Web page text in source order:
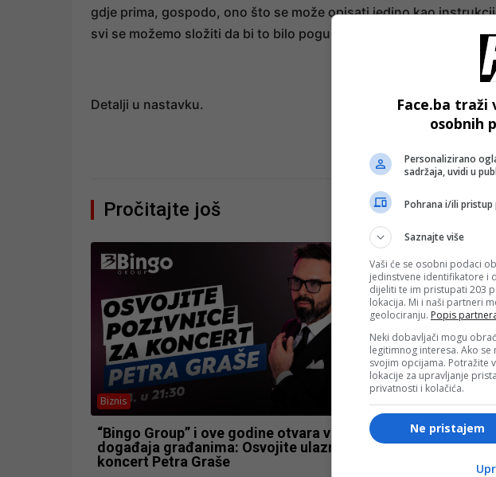
gdje prima, gospodo, ono što se može opisati jedino kao
svi se možemo složiti da bi to bilo pogubno za teritorijalni
Detalji u nastavku.
Pročitajte još
Biznis
“Bingo Group” i ove godine otvara vrata VIP
događaja građanima: Osvojite ulaznice za
koncert Petra Graše
Luka
ugovor sa
Face.ba traži
osobnih
Personalizirano
sadržaja, uvidi u
Pohrana i/ili pristup
Saznajte više
Vaši će se osobni podaci
jedinstvene identifikatore i
dijeliti te im pristupati 203
lokacija. Mi i naši partneri
geolociranju. Popis
Neki dobavljači mogu
legitimnog interesa. Ako se
svojim opcijama. Potražite
lokacije za upravljanje
privatnosti i kolačića.
Ne pristajem